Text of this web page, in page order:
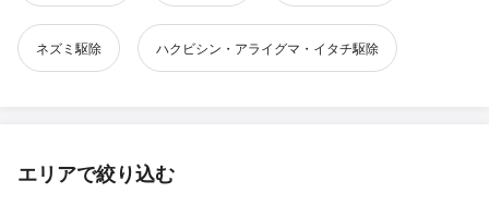
ネズミ駆除 ハクビシン・アライグマ・イタチ駆除
エリアで絞り込む